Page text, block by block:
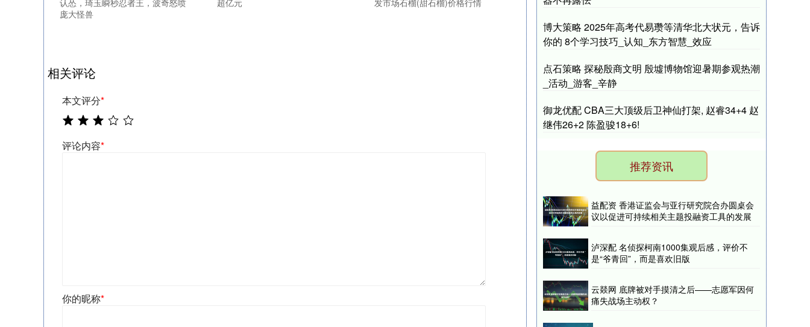
认怂，琦玉瞬秒忍者王，波奇怒喷
庞大怪兽
超亿元
发市场石榴(甜石榴)价格行情
相关评论
本文评分*
评论内容*
你的昵称*
博大策略 2025年高考代易瓒等清华北大状元，告诉
你的 8个学习技巧_认知_东方智慧_效应
点石策略 探秘殷商文明 殷墟博物馆迎暑期参观热潮
_活动_游客_辛静
御龙优配 CBA三大顶级后卫神仙打架, 赵睿34+4 赵
继伟26+2 陈盈骏18+6!
推荐资讯
益配资 香港证监会与亚行研究院合办圆桌会
议以促进可持续相关主题投融资工具的发展
泸深配 名侦探柯南1000集观后感，评价不
是“爷青回”，而是喜欢旧版
云燚网 底牌被对手摸清之后——志愿军因何
痛失战场主动权？